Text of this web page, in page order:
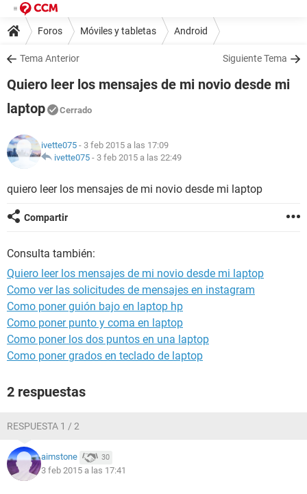
Foros Móviles y tabletas Android
Tema Anterior Siguiente Tema
Quiero leer los mensajes de mi novio desde mi
laptop
Cerrado
ivette075 - 3 feb 2015 a las 17:09
ivette075 - 3 feb 2015 a las 22:49
quiero leer los mensajes de mi novio desde mi laptop
Compartir
Consulta también:
Quiero leer los mensajes de mi novio desde mi laptop
Como ver las solicitudes de mensajes en instagram
Como poner guión bajo en laptop hp
Como poner punto y coma en laptop
Como poner los dos puntos en una laptop
Como poner grados en teclado de laptop
2 respuestas
RESPUESTA 1 / 2
aimstone 30
3 feb 2015 a las 17:41